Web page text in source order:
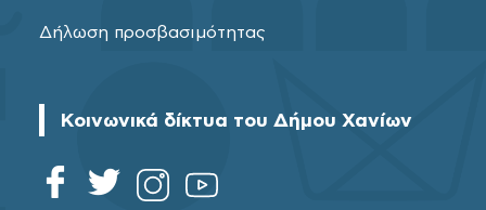
Δήλωση προσβασιμότητας
Κοινωνικά δίκτυα του Δήμου Χανίων